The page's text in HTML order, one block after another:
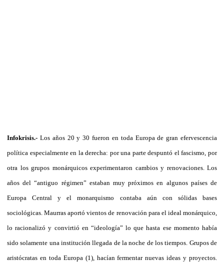
Infokrisis.- Los años 20 y 30 fueron en toda Europa de gran efervescencia
política especialmente en la derecha: por una parte despuntó el fascismo, por
otra los grupos monárquicos experimentaron cambios y renovaciones. Los
años del “antiguo régimen” estaban muy próximos en algunos países de
Europa Central y el monarquismo contaba aún con sólidas bases
sociológicas. Maurras aportó vientos de renovación para el ideal monárquico,
lo racionalizó y convirtió en “ideología” lo que hasta ese momento había
sido solamente una institución llegada de la noche de los tiempos. Grupos de
aristócratas en toda Europa (1), hacían fermentar nuevas ideas y proyectos.